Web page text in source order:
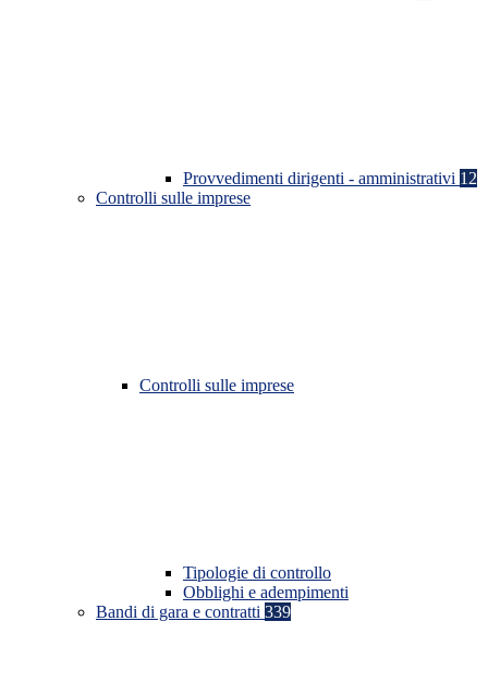
Provvedimenti dirigenti - amministrativi 12
Controlli sulle imprese
Controlli sulle imprese
Tipologie di controllo
Obblighi e adempimenti
Bandi di gara e contratti 339